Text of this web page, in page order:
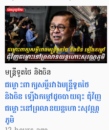
មន្ត្រីទូតថៃ និងចិន
ជម្លោះពាក្យសម្តីរវាងមន្ត្រីទូតថៃ
និងចិន ឡើងកម្ដៅដូចបាយពុះ ជុំវិញ
ជម្លោះនៅព្រលានយន្តហោះសុវណ្ណ
ភូមិ